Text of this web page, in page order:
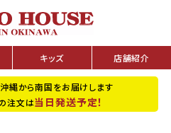
キッズ 店舗紹介
縄から南国をお届けします
文は当日発送予定！